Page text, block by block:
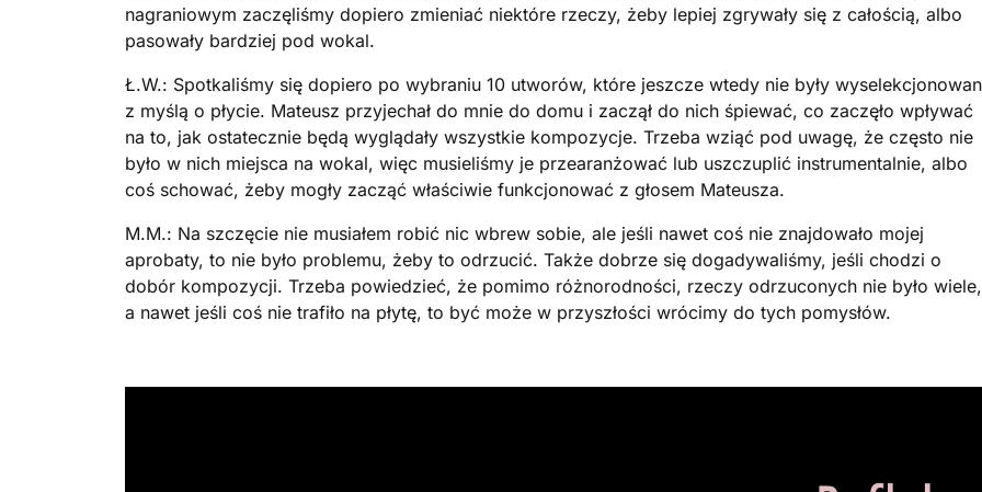
nagraniowym zaczęliśmy dopiero zmieniać niektóre rzeczy, żeby lepiej zgrywały się z całością, albo
pasowały bardziej pod wokal.
Ł.W.: Spotkaliśmy się dopiero po wybraniu 10 utworów, które jeszcze wtedy nie były
z myślą o płycie. Mateusz przyjechał do mnie do domu i zaczął do nich śpiewać, co zaczęło wpływać
na to, jak ostatecznie będą wyglądały wszystkie kompozycje. Trzeba wziąć pod uwagę, że często nie
było w nich miejsca na wokal, więc musieliśmy je przearanżować lub uszczuplić instrumentalnie, albo
coś schować, żeby mogły zacząć właściwie funkcjonować z głosem Mateusza.
M.M.: Na szczęcie nie musiałem robić nic wbrew sobie, ale jeśli nawet coś nie znajdowało mojej
aprobaty, to nie było problemu, żeby to odrzucić. Także dobrze się dogadywaliśmy, jeśli chodzi o
dobór kompozycji. Trzeba powiedzieć, że pomimo różnorodności, rzeczy odrzuconych nie było wiele,
a nawet jeśli coś nie trafiło na płytę, to być może w przyszłości wrócimy do tych pomysłów.